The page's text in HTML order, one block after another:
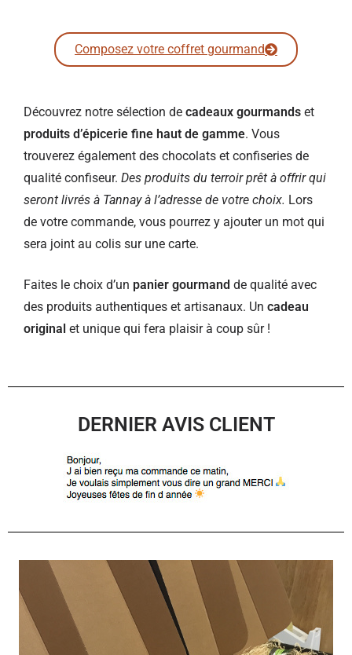
Composez votre coffret gourmand
Découvrez notre sélection de cadeaux gourmands et
produits d’épicerie fine haut de gamme. Vous
trouverez également des chocolats et confiseries de
qualité confiseur. Des produits du terroir prêt à offrir qui
seront livrés à Tannay à l’adresse de votre choix. Lors
de votre commande, vous pourrez y ajouter un mot qui
sera joint au colis sur une carte.
Faites le choix d’un panier gourmand de qualité avec
des produits authentiques et artisanaux. Un cadeau
original et unique qui fera plaisir à coup sûr !
DERNIER AVIS CLIENT